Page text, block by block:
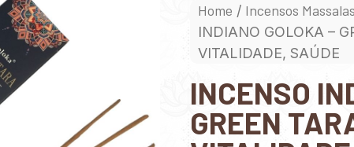
Home / Incensos Massalas
INDIANO GOLOKA –
VITALIDADE, SAÚDE
INCENSO
GREEN